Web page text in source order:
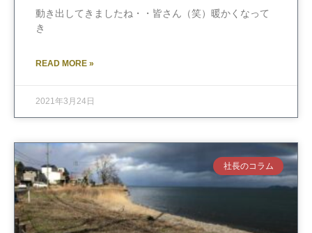
動き出してきましたね・・皆さん（笑）暖かくなって
き
READ MORE »
2021年3月24日
社長のコラム